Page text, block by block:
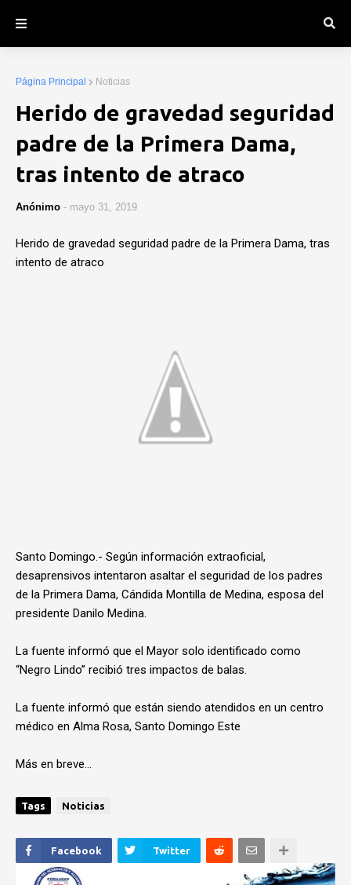
Página Principal Noticias
Herido de gravedad seguridad
padre de la Primera Dama,
tras intento de atraco
Anónimo - mayo 31, 2019
Herido de gravedad seguridad padre de la Primera Dama, tras
intento de atraco
Santo Domingo.- Según información extraoficial,
desaprensivos intentaron asaltar el seguridad de los padres
de la Primera Dama, Cándida Montilla de Medina, esposa del
presidente Danilo Medina.
La fuente informó que el Mayor solo identificado como
“Negro Lindo” recibió tres impactos de balas.
La fuente informó que están siendo atendidos en un centro
médico en Alma Rosa, Santo Domingo Este
Más en breve…
Tags Noticias
Facebook Twitter